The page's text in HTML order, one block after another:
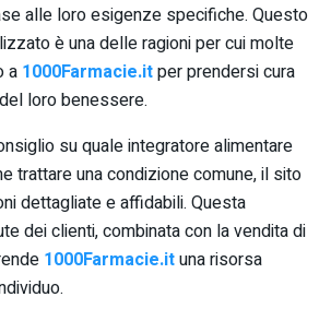
alle loro esigenze specifiche. Questo
è una delle ragioni per cui molte
a 1000Farmacie.itper prendersi cura
loro benessere.
su quale integratore alimentare
trattare una condizione comune, il sito
dettagliate e affidabili. Questa
dei clienti, combinata con la vendita di
1000Farmacie.ituna risorsa